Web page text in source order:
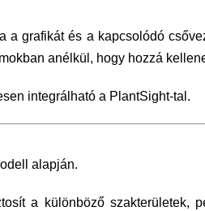
grafikát és a kapcsolódó
anélkül, hogy hozzá
integrálható a PlantSight-tal.
alapján.
a különböző szakterületek,